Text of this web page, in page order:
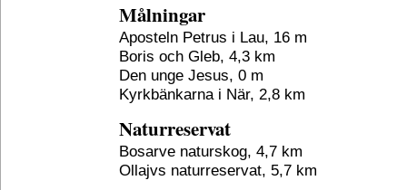
Målningar
Aposteln Petrus i Lau, 16 m
Boris och Gleb, 4,3 km
Den unge Jesus, 0 m
Kyrkbänkarna i När, 2,8 km
Naturreservat
Bosarve naturskog, 4,7 km
Ollajvs naturreservat, 5,7 km